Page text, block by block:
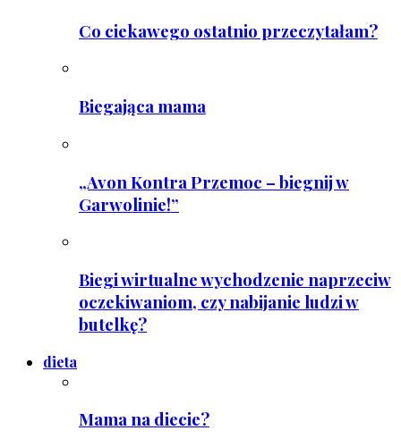
Co ciekawego ostatnio przeczytałam?
Biegająca mama
„Avon Kontra Przemoc – biegnij w
Garwolinie!”
Biegi wirtualne wychodzenie naprzeciw
oczekiwaniom, czy nabijanie ludzi w
butelkę?
dieta
Mama na diecie?